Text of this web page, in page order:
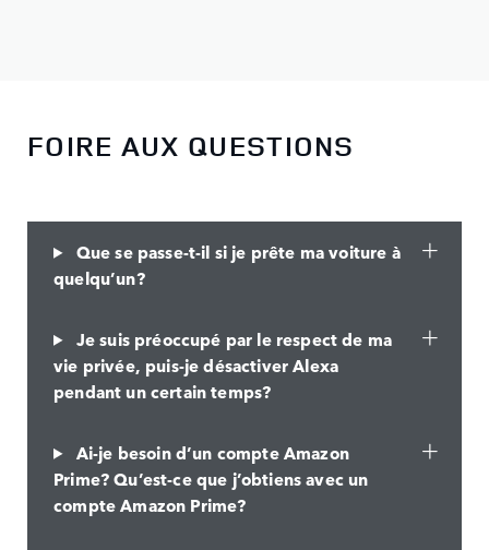
FOIRE AUX QUESTIONS
Que se passe-t-il si je prête ma voiture à
quelqu’un?
Je suis préoccupé par le respect de ma
vie privée, puis-je désactiver Alexa
pendant un certain temps?
Ai-je besoin d’un compte Amazon
Prime? Qu’est-ce que j’obtiens avec un
compte Amazon Prime?